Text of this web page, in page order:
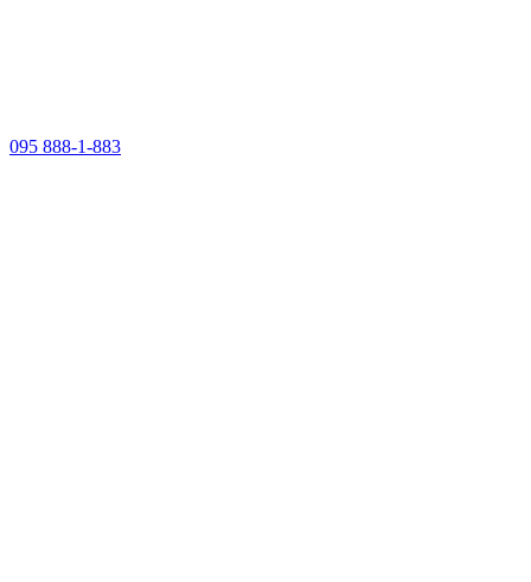
095 888-1-883